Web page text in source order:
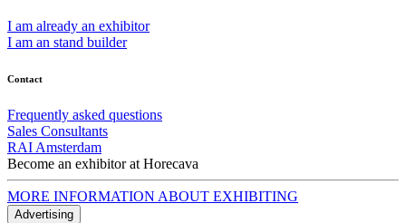
I am already an exhibitor
I am an stand builder
Contact
Frequently asked questions
Sales Consultants
RAI Amsterdam
Become an exhibitor at Horecava
MORE INFORMATION ABOUT EXHIBITING
Advertising